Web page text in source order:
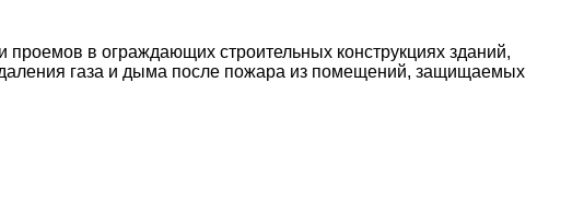
в ограждающих строительных конструкциях зданий,
газа и дыма после пожара из помещений, защищаемых